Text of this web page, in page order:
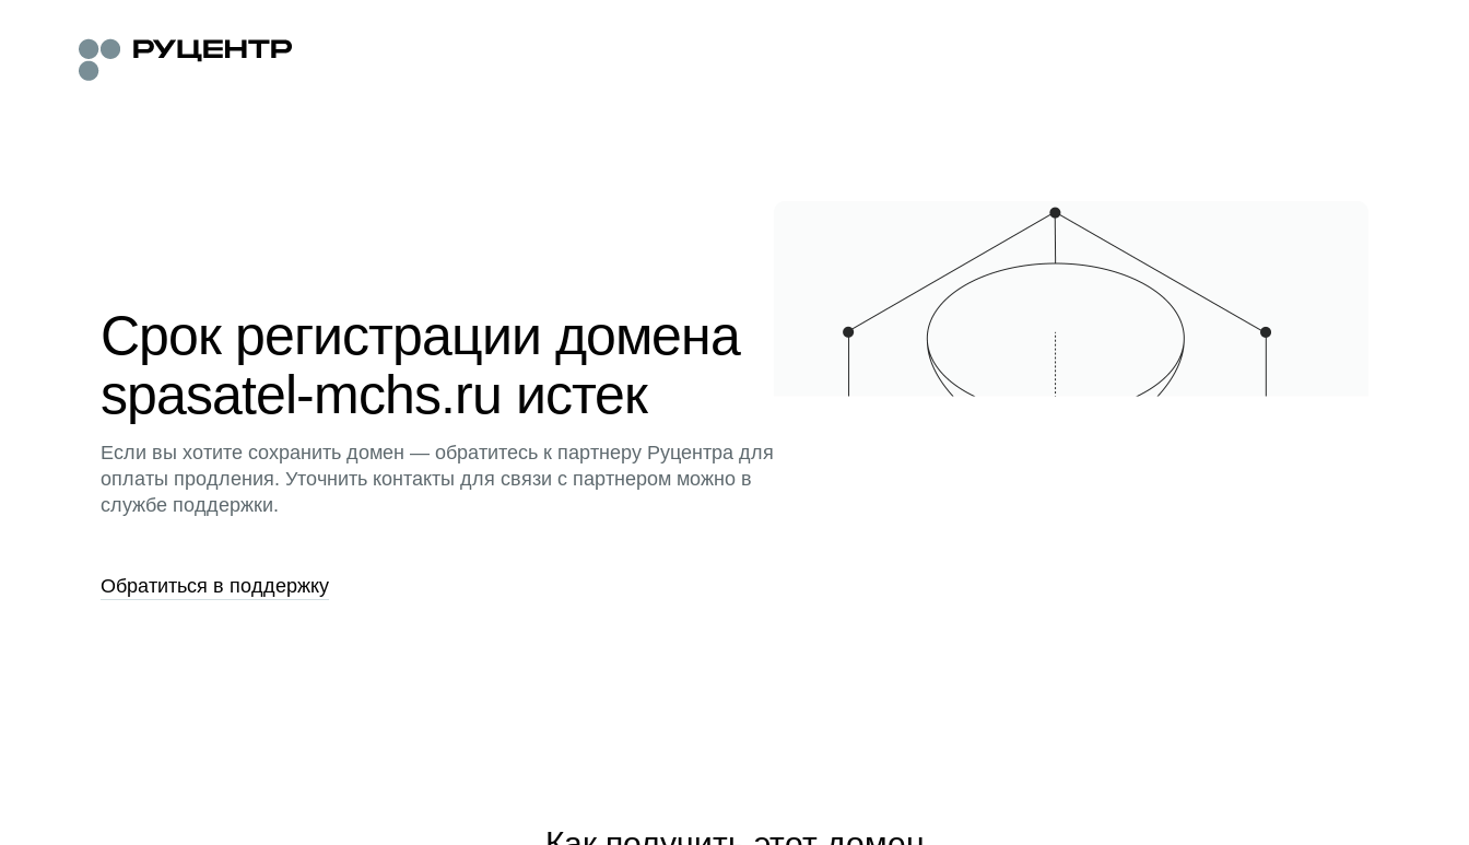
Срок регистрации домена
spasatel-mchs.ru истек
Если вы хотите сохранить домен — обратитесь к партнеру Руцентра для
оплаты продления. Уточнить контакты для связи с партнером можно в
службе поддержки.
Обратиться в поддержку